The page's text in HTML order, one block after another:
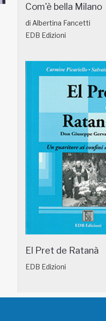
NATUROPATIA IN BREVE
Com'è bella Milano
di Albertina Fancetti
EDB Edizioni
El Pret de Ratanà
EDB Edizioni